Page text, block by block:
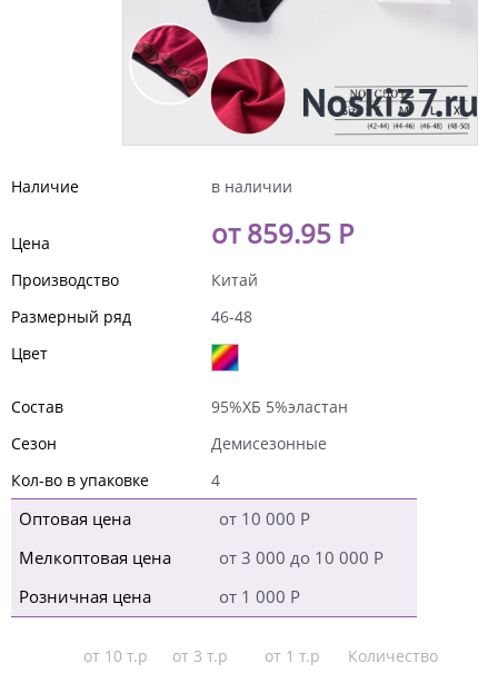
Наличие в наличии
Цена от 859.95 Р
Производство
Китай
Размерный ряд
46-48
Цвет
Состав
95%ХБ 5%эластан
Сезон
Демисезонные
Кол-во в упаковке
4
Оптовая цена
от 10 000 Р
Мелкоптовая цена
от 3 000 до 10 000 Р
Розничная цена
от 1 000 Р
от 10 т.р от 3 т.р от 1 т.р Количество